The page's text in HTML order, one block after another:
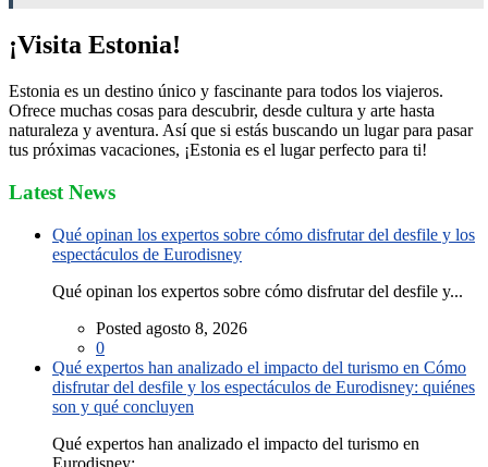
¡Visita Estonia!
Estonia es un destino único y fascinante para todos los viajeros.
Ofrece muchas cosas para descubrir, desde cultura y arte hasta
naturaleza y aventura. Así que si estás buscando un lugar para pasar
tus próximas vacaciones, ¡Estonia es el lugar perfecto para ti!
Latest News
Qué opinan los expertos sobre cómo disfrutar del desfile y los
espectáculos de Eurodisney
Qué opinan los expertos sobre cómo disfrutar del desfile y...
Posted agosto 8, 2026
0
Qué expertos han analizado el impacto del turismo en Cómo
disfrutar del desfile y los espectáculos de Eurodisney: quiénes
son y qué concluyen
Qué expertos han analizado el impacto del turismo en
Eurodisney:...